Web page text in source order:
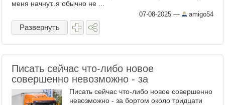
меня начнут..я обычно не ...
07-08-2025 — amigo54
Развернуть
Писать сейчас что-либо новое
совершенно невозможно - за
Писать сейчас что-либо новое совершенно
невозможно - за бортом около тридцати